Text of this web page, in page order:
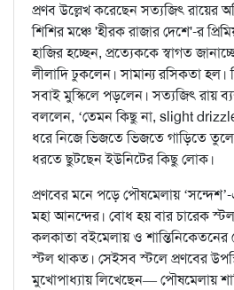
প্রণব উল্লেখ করেছেন সত্যজিৎ রায়ের
শিশির মঞ্চে 'হীরক রাজার দেশে'-র
হাজির হচ্ছেন, প্রত্যেককে স্বাগত
লীলাদি ঢুকলেন। সামান্য রসিকতা হল।
সবাই মুস্কিলে পড়লেন। সত্যজিৎ রায়
বললেন, ‘তেমন কিছু না, slight
ধরে নিজে ভিজতে ভিজতে গাড়িতে তুলে
ধরতে ছুটছেন ইউনিটের কিছু লোক।
প্রণবের মনে পড়ে পৌষমেলায়
মহা আনন্দের। বোধ হয় বার চারেক
কলকাতা বইমেলায় ও
স্টল থাকত। সেইসব স্টলে প্রণবের
মুখোপাধ্যায় লিখেছেন— পৌষমেলায়